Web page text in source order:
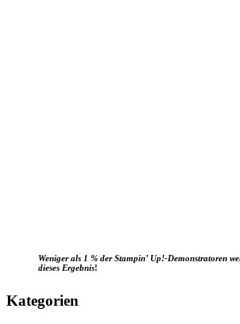
Weniger als 1 % der Stampin’ Up!-Demonstratoren
dieses Ergebnis!
Kategorien